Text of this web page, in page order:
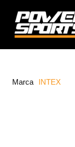
Marca INTEX